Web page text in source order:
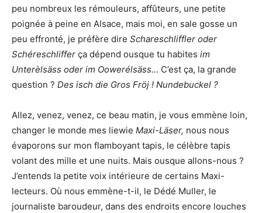
peu nombreux les rémouleurs, affûteurs, une petite
poignée à peine en Alsace, mais moi, en sale gosse un
peu effronté, je préfère dire Schareschliffler oder
Schéreschliffer ça dépend ousque tu habites im
Unterèlsäss oder im Oowerélsäss… C’est ça, la grande
question ? Des isch die Gros Fröj ! Nundebuckel ?
Allez, venez, venez, ce beau matin, je vous emmène loin,
changer le monde mes liewie Maxi-Läser, nous nous
évaporons sur mon flamboyant tapis, le célèbre tapis
volant des mille et une nuits. Mais ousque allons-nous ?
J’entends la petite voix intérieure de certains Maxi-
lecteurs. Où nous emmène-t-il, le Dédé Muller, le
journaliste baroudeur, dans des endroits encore louches